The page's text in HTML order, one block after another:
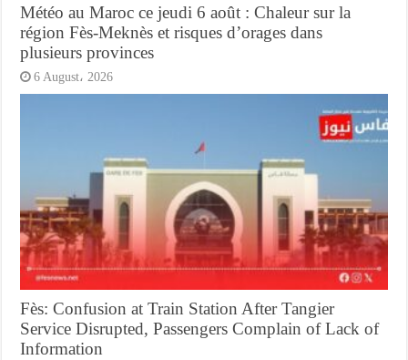
Météo au Maroc ce jeudi 6 août : Chaleur sur la
région Fès-Meknès et risques d’orages dans
plusieurs provinces
6 August، 2026
Fès: Confusion at Train Station After Tangier
Service Disrupted, Passengers Complain of Lack of
Information